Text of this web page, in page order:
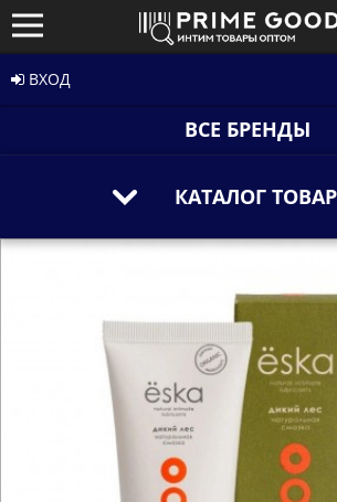
ВХОД
ВСЕ БРЕНДЫ
КАТАЛОГ